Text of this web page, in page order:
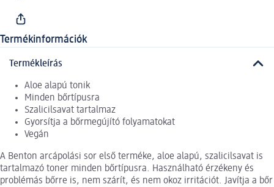
Termékinformációk
Termékleírás
Aloe alapú tonik
Minden bőrtípusra
Szalicilsavat tartalmaz
Gyorsítja a bőrmegújító folyamatokat
Vegán
A Benton arcápolási sor első terméke, aloe alapú, szalicilsavat is
tartalmazó toner minden bőrtípusra. Használható érzékeny és
problémás bőrre is, nem szárít, és nem okoz irritációt. Javítja a bőr